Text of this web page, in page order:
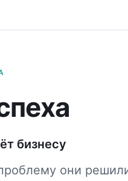
бизнесу
они